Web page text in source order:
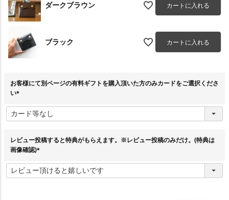
ダークブラウン カートに入れる
ブラック カートに入れる
お客様にて別ページの有料ギフトを購入頂いた方のみカードをご選択くださ
い
必
須
レビュー投稿すると特典がもらえます。※レビュー投稿のみだけ。(特典は
画像確認)
必
須